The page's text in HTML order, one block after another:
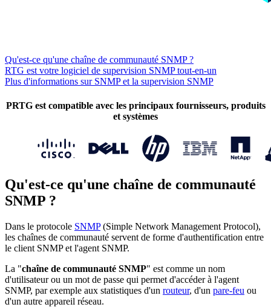
Qu'est-ce qu'une chaîne de communauté SNMP ?
RTG est votre logiciel de supervision SNMP tout-en-un
Plus d'informations sur SNMP et la supervision SNMP
PRTG est compatible avec les principaux fournisseurs, produits
et systèmes
Qu'est-ce qu'une chaîne de communauté
SNMP ?
Dans le protocole SNMP(Simple Network Management Protocol),
les chaînes de communauté servent de forme d'authentification entre
le client SNMP et l'agent SNMP.
La "chaîne de communauté SNMP" est comme un nom
d'utilisateur ou un mot de passe qui permet d'accéder à l'agent
SNMP, par exemple aux statistiques d'un routeur, d'un pare-feu ou
d'un autre appareil réseau.